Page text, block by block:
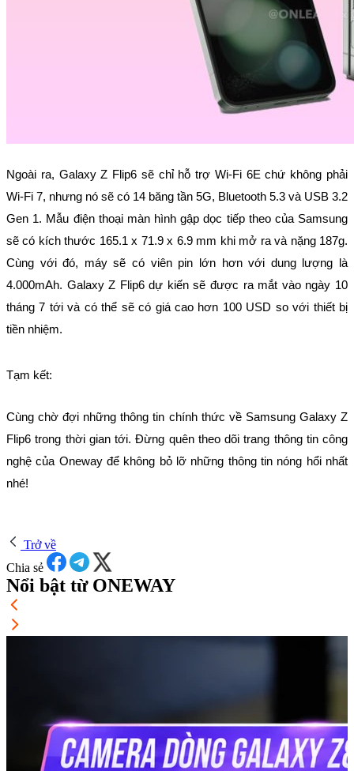
Ngoài ra, Galaxy Z Flip6 sẽ chỉ hỗ trợ Wi-Fi 6E chứ không phải
Wi-Fi 7, nhưng nó sẽ có 14 băng tần 5G, Bluetooth 5.3 và USB 3.2
Gen 1. Mẫu điện thoại màn hình gập dọc tiếp theo của Samsung
sẽ có kích thước 165.1 x 71.9 x 6.9 mm khi mở ra và nặng 187g.
Cùng với đó, máy sẽ có viên pin lớn hơn với dung lượng là
4.000mAh. Galaxy Z Flip6 dự kiến ​​​​sẽ được ra mắt vào ngày 10
tháng 7 tới và có thể sẽ có giá cao hơn 100 USD so với thiết bị
tiền nhiệm.
Tạm kết:
Cùng chờ đợi những thông tin chính thức về Samsung Galaxy Z
Flip6 trong thời gian tới. Đừng quên theo dõi trang thông tin công
nghệ của Oneway để không bỏ lỡ những thông tin nóng hổi nhất
nhé!
Trở về
Chia sẻ
Nổi bật từ ONEWAY